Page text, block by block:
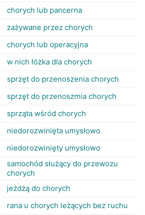
chorych lub pancerna
zażywane przez chorych
chorych lub operacyjna
w nich łóżka dla chorych
sprzęt do przenoszenia chorych
sprzęt do przenoszmia chorych
sprząta wśród chorych
niedorozwinięta umysłowo
niedorozwinięty umysłowo
samochód służący do przewozu
chorych
jeżdżą do chorych
rana u chorych leżących bez ruchu